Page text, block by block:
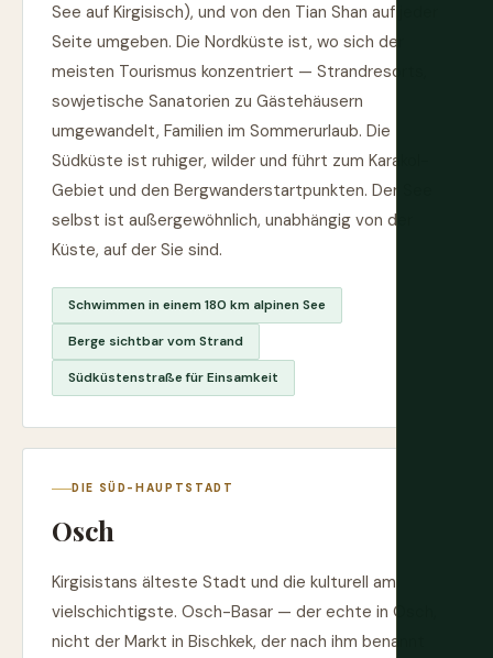
See auf Kirgisisch), und von den Tian Shan auf jeder
Seite umgeben. Die Nordküste ist, wo sich der
meisten Tourismus konzentriert — Strandresorts,
sowjetische Sanatorien zu Gästehäusern
umgewandelt, Familien im Sommerurlaub. Die
Südküste ist ruhiger, wilder und führt zum Karakol-
Gebiet und den Bergwanderstartpunkten. Der See
selbst ist außergewöhnlich, unabhängig von der
Küste, auf der Sie sind.
Schwimmen in einem 180 km alpinen See
Berge sichtbar vom Strand
Südküstenstraße für Einsamkeit
DIE SÜD-HAUPTSTADT
Osch
Kirgisistans älteste Stadt und die kulturell am
vielschichtigste. Osch-Basar — der echte in Osch,
nicht der Markt in Bischkek, der nach ihm benannt